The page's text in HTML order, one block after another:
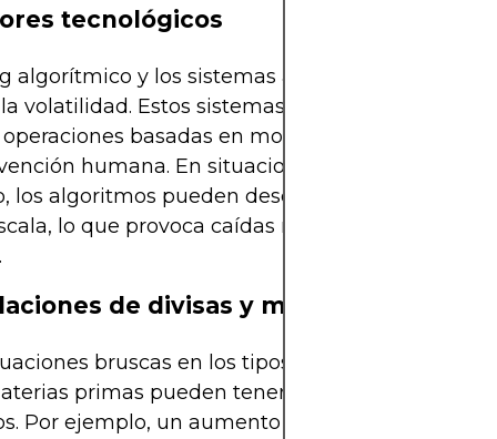
tecnológicos
algorítmico y los sistemas automatizados
volatilidad. Estos sistemas están diseñados
basadas en modelos complejos, a
humana. En situaciones de tensión en el
los algoritmos pueden desencadenar compras
lo que provoca caídas repentinas o
de divisas y materias primas
bruscas en los tipos de cambio o en los
primas pueden tener un efecto dominó
Por ejemplo, un aumento repentino de los